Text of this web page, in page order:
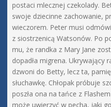
postaci mlecznej czekolady.
swoje dziecinne zachowanie,
wieczorem. Peter musi
z siostrzenicą Watsonów. Po
mu, że randka z Mary Jane
dopadła migrena. Ukrywający
dzwoni do Betty, lecz ta,
słuchawkę. Chłopak próbuje
poszła ona na tańce z
może uwierzyć w pecha, jaki